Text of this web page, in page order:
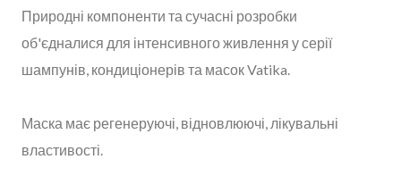
Природні компоненти та сучасні розробки
об'єдналися для інтенсивного живлення у серії
шампунів, кондиціонерів та масок Vatika.
Маска має регенеруючі, відновлюючі, лікувальні
властивості.